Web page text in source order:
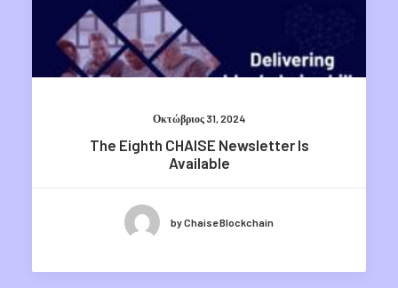
Οκτώβριος 31, 2024
The Eighth CHAISE Newsletter Is
Available
by Chaise Blockchain